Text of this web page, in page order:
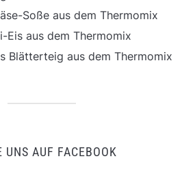
Soße aus dem Thermomix
Eis aus dem Thermomix
Blätterteig aus dem Thermomix
UNS AUF FACEBOOK